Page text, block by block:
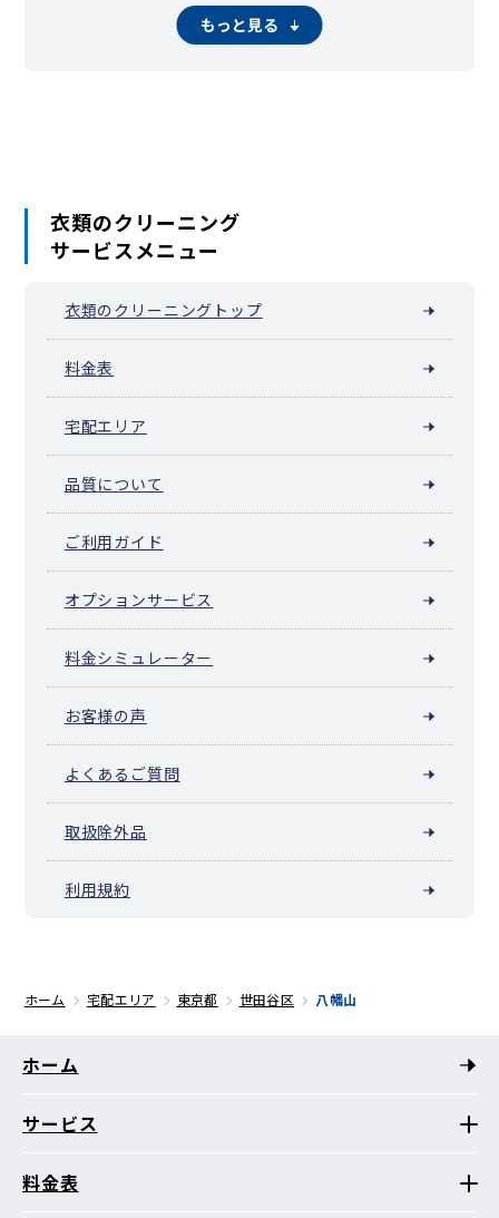
梅ヶ丘（世田谷区梅丘）大蔵大原岡本
駒沢大学（世田谷区上馬）上祖師谷 上用賀
もっと見る
衣類のクリーニング
サービスメニュー
衣類のクリーニングトップ
料金表
宅配エリア
品質について
ご利用ガイド
オプションサービス
料金シミュレーター
お客様の声
よくあるご質問
取扱除外品
利用規約
ホーム 宅配エリア 東京都 世田谷区 八幡山
ホーム
サービス
料金表